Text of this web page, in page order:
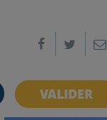
Partager
VALIDER